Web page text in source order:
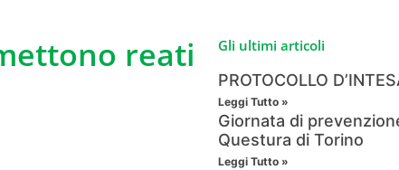
reati
Gli ultimi articoli
PROTOCOLLO
Leggi Tutto »
Giornata di
Questura di Torino
Leggi Tutto »